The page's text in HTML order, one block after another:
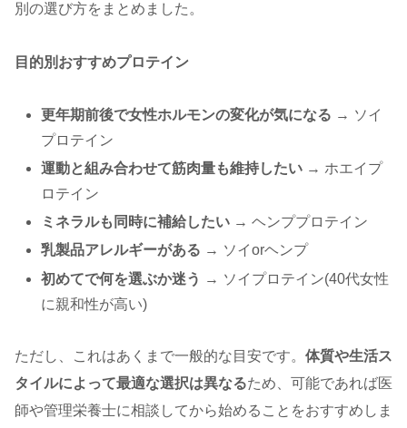
別の選び方をまとめました。
目的別おすすめプロテイン
更年期前後で女性ホルモンの変化が気になる → ソイ
プロテイン
運動と組み合わせて筋肉量も維持したい → ホエイプ
ロテイン
ミネラルも同時に補給したい → ヘンププロテイン
乳製品アレルギーがある → ソイorヘンプ
初めてで何を選ぶか迷う → ソイプロテイン(40代女性
に親和性が高い)
ただし、これはあくまで一般的な目安です。 体質や生活ス
タイルによって最適な選択は異なるため、可能であれば医
師や管理栄養士に相談してから始めることをおすすめしま